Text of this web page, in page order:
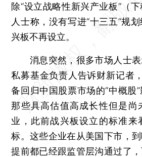
除“设立战略性新兴产业板”（
人士称，没有写进“十三五”规
兴板不再设立。
消息突然，很多市场人士表
私募基金负责人告诉财新记者
备回归中国股票市场的“中概股
那些具高估值高成长性但是尚
业，此前战兴板设立的标准来
标。这些企业在从美国下市，
提前都已经跟监管层沟通过了